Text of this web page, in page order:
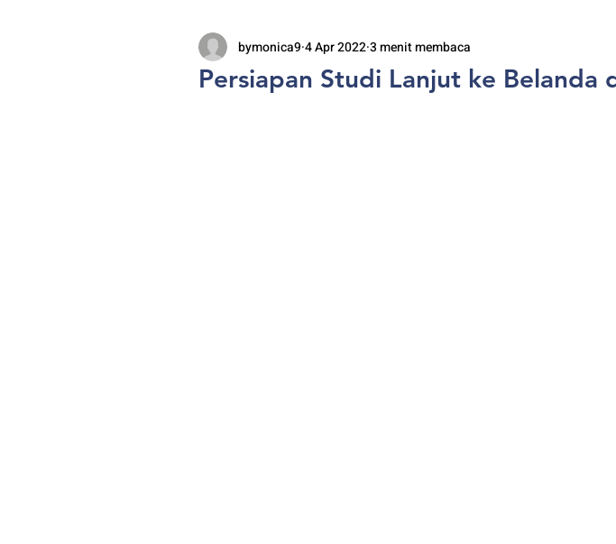
Persiapan Studi Lanjut ke Belanda
bymonica9 4 Apr 20223 menit membaca